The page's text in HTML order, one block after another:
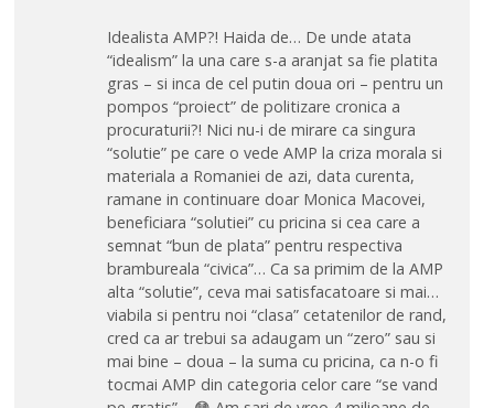
Idealista AMP?! Haida de… De unde atata
“idealism” la una care s-a aranjat sa fie platita
gras – si inca de cel putin doua ori – pentru un
pompos “proiect” de politizare cronica a
procuraturii?! Nici nu-i de mirare ca singura
“solutie” pe care o vede AMP la criza morala si
materiala a Romaniei de azi, data curenta,
ramane in continuare doar Monica Macovei,
beneficiara “solutiei” cu pricina si cea care a
semnat “bun de plata” pentru respectiva
brambureala “civica”… Ca sa primim de la AMP
alta “solutie”, ceva mai satisfacatoare si mai…
viabila si pentru noi “clasa” cetatenilor de rand,
cred ca ar trebui sa adaugam un “zero” sau si
mai bine – doua – la suma cu pricina, ca n-o fi
tocmai AMP din categoria celor care “se vand